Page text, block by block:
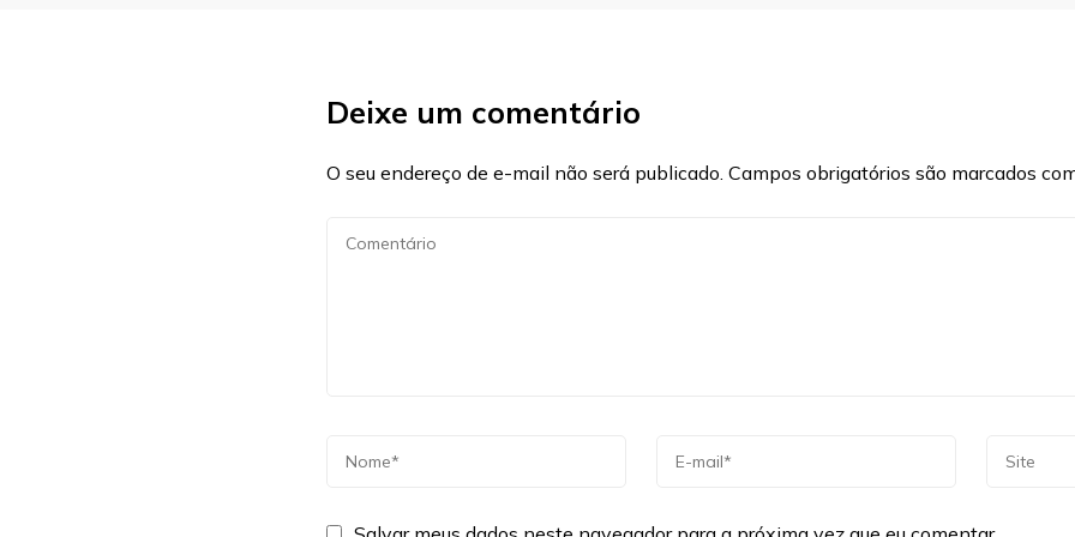
Deixe um comentário
O seu endereço de e-mail não será publicado. Campos obrigatórios são marcados